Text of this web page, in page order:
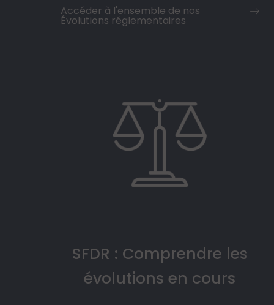
SFDR : Comprendre les
évolutions en cours
Accéder à l'ensemble de nos
Évolutions réglementaires